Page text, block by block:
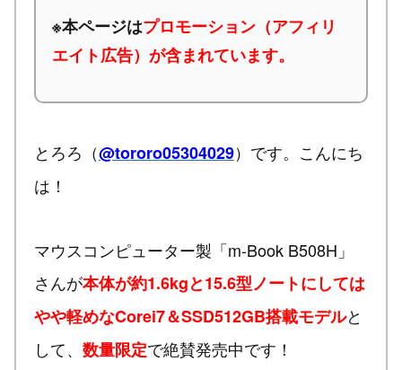
※本ページはプロモーション（アフィリ
エイト広告）が含まれています。
とろろ（@tororo05304029）です。こんにち
は！
マウスコンピューター製「m-Book B508H」
さんが本体が約1.6kgと15.6型ノートにしては
やや軽めなCorei7＆SSD512GB搭載モデルと
して、 数量限定で絶賛発売中です！